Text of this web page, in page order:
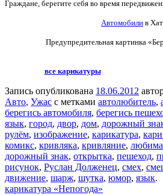
Граждане, берегите себя во время
Автомобили в
Предупредительная картинка
все карикатуры
Запись опубликована 18.06.2012
Авто, Ужас с метками автолюбитель,
берегись автомобиля, берегись
язык, город, двор, дом, дорожный
рулём, изображение, карикатура,
комикс, кривляка, кривляние,
дорожный знак, открытка, пешеход,
рисунок, Руслан Долженец, смех,
движение, шарж, шутка, юмор, язык.
карикатура «Непогода»